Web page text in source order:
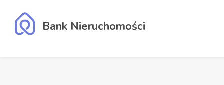
Bank Nieruchomości